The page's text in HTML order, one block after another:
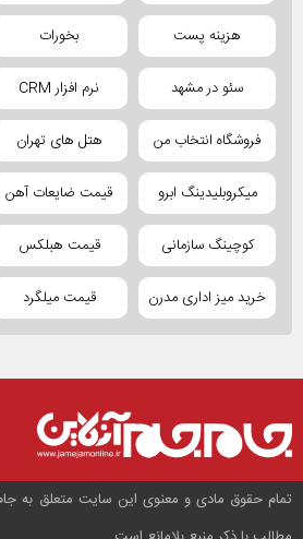
هزینه پست بخورات
سئو در مشهد نرم افزار CRM
فروشگاه انتخاب من هتل های تهران
میکروبلیدینگ ابرو قیمت ضایعات آهن
کوچینگ سازمانی قیمت هبلکس
خرید میز اداری مدرن قیمت میلگرد
تمام حقوق مادی و معنوی این سایت متعلق به